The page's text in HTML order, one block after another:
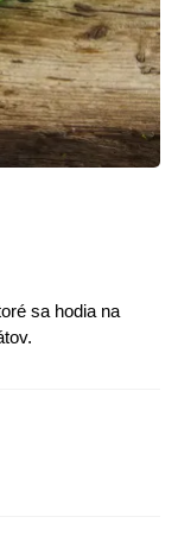
sa hodia na